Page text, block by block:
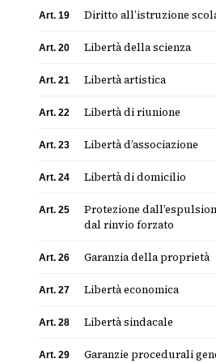
Art. 19 Diritto all’istruzione
Art. 20 Libertà della scienza
Art. 21 Libertà artistica
Art. 22 Libertà di riunione
Art. 23 Libertà d’associazione
Art. 24 Libertà di domicilio
Art. 25
Protezione
dal rinvio forzato
Art. 26 Garanzia della proprietà
Art. 27 Libertà economica
Art. 28 Libertà sindacale
Art. 29 Garanzie procedurali